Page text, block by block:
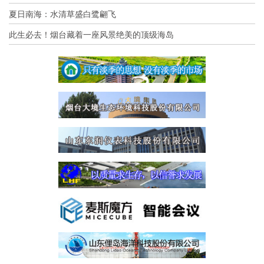
夏日南海：水清草盛白鹭翩飞
此生必去！烟台藏着一座风景绝美的顶级海岛